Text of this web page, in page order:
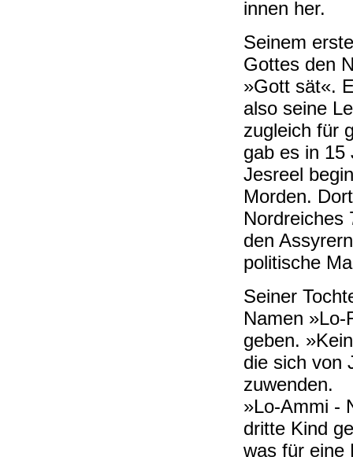
innen her.
Seinem
Gottes den
»Gott sät«.
also seine
zugleich für
gab es in 15
Jesreel
Morden.
Nordreiches
den
politische
Seiner
Namen
geben.
die sich von
zuwenden.
»Lo-Ammi -
dritte Kind
was für eine